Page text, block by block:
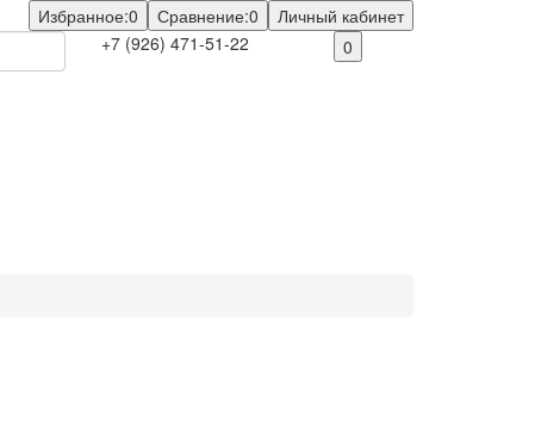
Личный кабинет
Сравнение:0
Избранное:0
+7 (926) 471-51-22
0